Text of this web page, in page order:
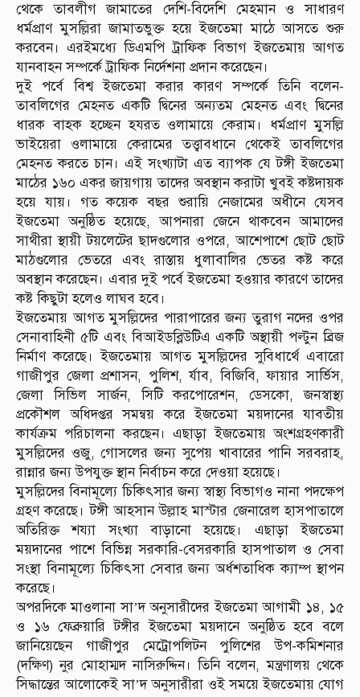
থেকে তাবলীগ জামাতের দেশি-বিদেশি মেহমান ও সাধারণ
ধর্মপ্রাণ মুসল্লিরা জামাতভুক্ত হয়ে ইজতেমা মাঠে আসতে শুরু
করবেন। এরইমধ্যে ডিএমপি ট্রাফিক বিভাগ ইজতেমায় আগত
যানবাহন সম্পর্কে ট্রাফিক নির্দেশনা প্রদান করেছেন।
দুই পর্বে বিশ্ব ইজতেমা করার কারণ সম্পর্কে তিনি বলেন-
তাবলিগের মেহনত একটি দ্বিনের অন্যতম মেহনত এবং দ্বিনের
ধারক বাহক হচ্ছেন হযরত ওলামায়ে কেরাম। ধর্মপ্রাণ মুসল্লি
ভাইয়েরা ওলামায়ে কেরামের তত্ত্বাবধানে থেকেই তাবলিগের
মেহনত করতে চান। এই সংখ্যাটা এত ব্যাপক যে টঙ্গী ইজতেমা
মাঠের ১৬০ একর জায়গায় তাদের অবস্থান করাটা খুবই কষ্টদায়ক
হয়ে যায়। গত কয়েক বছর শুরায়ি নেজামের অধীনে যেসব
ইজতেমা অনুষ্ঠিত হয়েছে, আপনারা জেনে থাকবেন আমাদের
সাথীরা স্থায়ী টয়লেটের ছাদগুলোর ওপরে, আশেপাশে ছোট ছোট
মাঠগুলোর ভেতরে এবং রাস্তায় ধুলাবালির ভেতর কষ্ট করে
অবস্থান করেছেন। এবার দুই পর্বে ইজতেমা হওয়ার কারণে তাদের
কষ্ট কিছুটা হলেও লাঘব হবে।
ইজতেমায় আগত মুসল্লিদের পারাপারের জন্য তুরাগ নদের ওপর
সেনাবাহিনী ৫টি এবং বিআইডব্লিউটিএ একটি অস্থায়ী পল্টুন ব্রিজ
নির্মাণ করেছে। ইজতেমায় আগত মুসল্লিদের সুবিধার্থে এবারো
গাজীপুর জেলা প্রশাসন, পুলিশ, র্যাব, বিজিবি, ফায়ার সার্ভিস,
জেলা সিভিল সার্জন, সিটি করপোরেশন, ডেসকো, জনস্বাস্থ্য
প্রকৌশল অধিদপ্তর সমন্বয় করে ইজতেমা ময়দানের যাবতীয়
কার্যক্রম পরিচালনা করছেন। এছাড়া ইজতেমায় অংশগ্রহণকারী
মুসল্লিদের ওজু, গোসলের জন্য সুপেয় খাবারের পানি সরবরাহ,
রান্নার জন্য উপযুক্ত স্থান নির্বাচন করে দেওয়া হয়েছে।
মুসল্লিদের বিনামূল্যে চিকিৎসার জন্য স্বাস্থ্য বিভাগও নানা পদক্ষেপ
গ্রহণ করেছে। টঙ্গী আহসান উল্লাহ মাস্টার জেনারেল হাসপাতালে
অতিরিক্ত শয্যা সংখ্যা বাড়ানো হয়েছে। এছাড়া ইজতেমা
ময়দানের পাশে বিভিন্ন সরকারি-বেসরকারি হাসপাতাল ও সেবা
সংস্থা বিনামূল্যে চিকিৎসা সেবার জন্য অর্ধশতাধিক ক্যাম্প স্থাপন
করেছে।
অপরদিকে মাওলানা সা’দ অনুসারীদের ইজতেমা আগামী ১৪, ১৫
ও ১৬ ফেব্রুয়ারি টঙ্গীর ইজতেমা ময়দানে অনুষ্ঠিত হবে বলে
জানিয়েছেন গাজীপুর মেট্রোপলিটন পুলিশের উপ-কমিশনার
(দক্ষিণ) নুর মোহাম্মদ নাসিরুদ্দিন। তিনি বলেন, মন্ত্রণালয় থেকে
সিদ্ধান্তের আলোকেই সা’দ অনুসারীরা ওই সময়ে ইজতেমায় যোগ